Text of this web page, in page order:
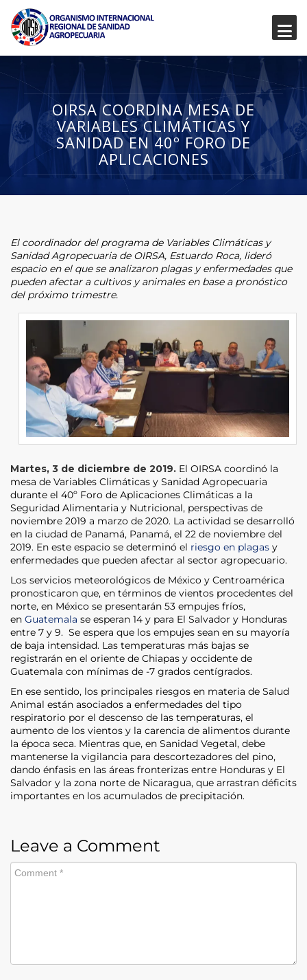
OIRSA COORDINA MESA DE
VARIABLES CLIMÁTICAS Y
SANIDAD EN 40º FORO DE
APLICACIONES
El coordinador del programa de Variables Climáticas y
Sanidad Agropecuaria de OIRSA, Estuardo Roca, lideró
espacio en el que se analizaron plagas y enfermedades que
pueden afectar a cultivos y animales en base a pronóstico
del próximo trimestre.
Martes, 3 de diciembre de 2019. El OIRSA coordinó la
mesa de Variables Climáticas y Sanidad Agropecuaria
durante el 40º Foro de Aplicaciones Climáticas a la
Seguridad Alimentaria y Nutricional, perspectivas de
noviembre 2019 a marzo de 2020. La actividad se desarrolló
en la ciudad de Panamá, Panamá, el 22 de noviembre del
2019. En este espacio se determinó el riesgo en plagas y
enfermedades que pueden afectar al sector agropecuario.
Los servicios meteorológicos de México y Centroamérica
pronosticaron que, en términos de vientos procedentes del
norte, en México se presentarán 53 empujes fríos,
en Guatemala se esperan 14 y para El Salvador y Honduras
entre 7 y 9. Se espera que los empujes sean en su mayoría
de baja intensidad. Las temperaturas más bajas se
registrarán en el oriente de Chiapas y occidente de
Guatemala con mínimas de -7 grados centígrados.
En ese sentido, los principales riesgos en materia de Salud
Animal están asociados a enfermedades del tipo
respiratorio por el descenso de las temperaturas, el
aumento de los vientos y la carencia de alimentos durante
la época seca. Mientras que, en Sanidad Vegetal, debe
mantenerse la vigilancia para descortezadores del pino,
dando énfasis en las áreas fronterizas entre Honduras y El
Salvador y la zona norte de Nicaragua, que arrastran déficits
importantes en los acumulados de precipitación.
Leave a Comment